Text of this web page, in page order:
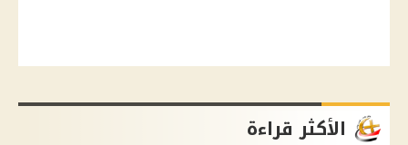
الأكثر قراءة